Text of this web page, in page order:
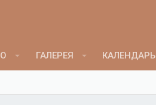
ГАЛЕРЕЯ КАЛЕНДАРЬ